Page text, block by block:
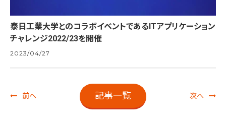
泰日工業大学とのコラボイベントであるITアプリケーション
チャレンジ2022/23を開催
2023/04/27
前へ 記事一覧 次へ